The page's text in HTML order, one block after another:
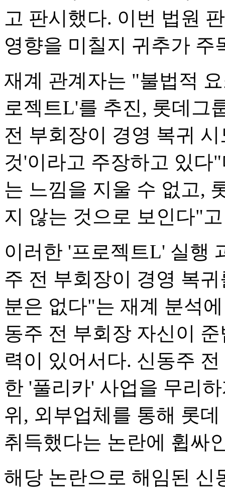
고 판시했다. 이번 법원
영향을 미칠지 귀추가 주
재계 관계자는 "불법적
로젝트L'를 추진, 롯데그
전 부회장이 경영 복귀
것'이라고 주장하고 있다
는 느낌을 지울 수 없고,
지 않는 것으로 보인다"
이러한 '프로젝트L' 실행
주 전 부회장이 경영 복
분은 없다"는 재계 분석
동주 전 부회장 자신이
력이 있어서다. 신동주
한 '풀리카' 사업을 무리
위, 외부업체를 통해 롯
취득했다는 논란에 휩싸
해당 논란으로 해임된